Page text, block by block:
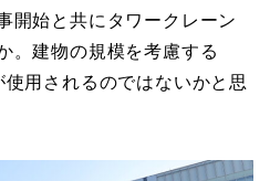
開始と共にタワークレーン
。建物の規模を考慮する
用されるのではないかと思